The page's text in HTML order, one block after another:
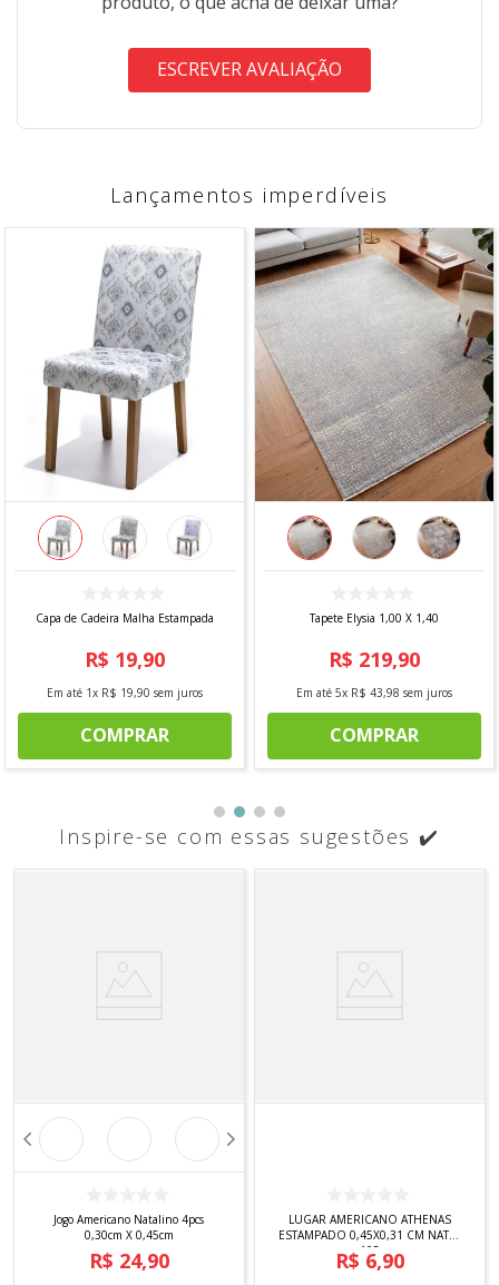
ESCREVER AVALIAÇÃO
Lançamentos imperdíveis
Capa de Cadeira Malha Estampada
R$ 19,90
Em até 1x R$ 19,90 sem juros
COMPRAR
Tapete Elysia 1,00 X 1,40
R$ 219,90
Em até 5x R$ 43,98 sem juros
COMPRAR
Inspire-se com essas sugestões ✔️
Jogo Americano Natalino 4pcs
0,30cm X 0,45cm
R$ 24,90
LUGAR AMERICANO ATHENAS
ESTAMPADO 0,45X0,31 CM NATAL
105
R$ 6,90